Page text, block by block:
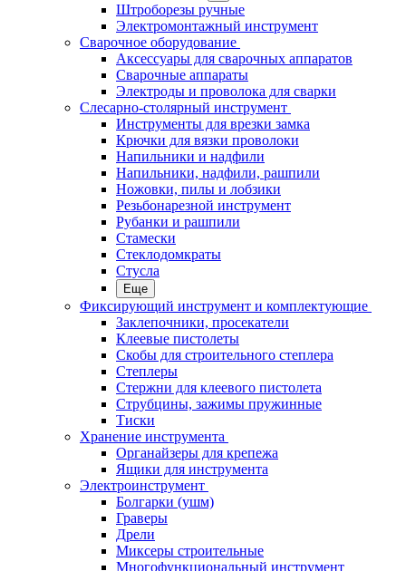
Штроборезы ручные
Электромонтажный инструмент
Сварочное оборудование
Аксессуары для сварочных аппаратов
Сварочные аппараты
Электроды и проволока для сварки
Слесарно-столярный инструмент
Инструменты для врезки замка
Крючки для вязки проволоки
Напильники и надфили
Напильники, надфили, рашпили
Ножовки, пилы и лобзики
Резьбонарезной инструмент
Рубанки и рашпили
Стамески
Стеклодомкраты
Стусла
Еще
Фиксирующий инструмент и комплектующие
Заклепочники, просекатели
Клеевые пистолеты
Скобы для строительного степлера
Степлеры
Стержни для клеевого пистолета
Струбцины, зажимы пружинные
Тиски
Хранение инструмента
Органайзеры для крепежа
Ящики для инструмента
Электроинструмент
Болгарки (ушм)
Граверы
Дрели
Миксеры строительные
Многофункциональный инструмент